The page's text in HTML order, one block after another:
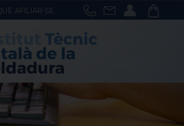
AFILIAR-SE